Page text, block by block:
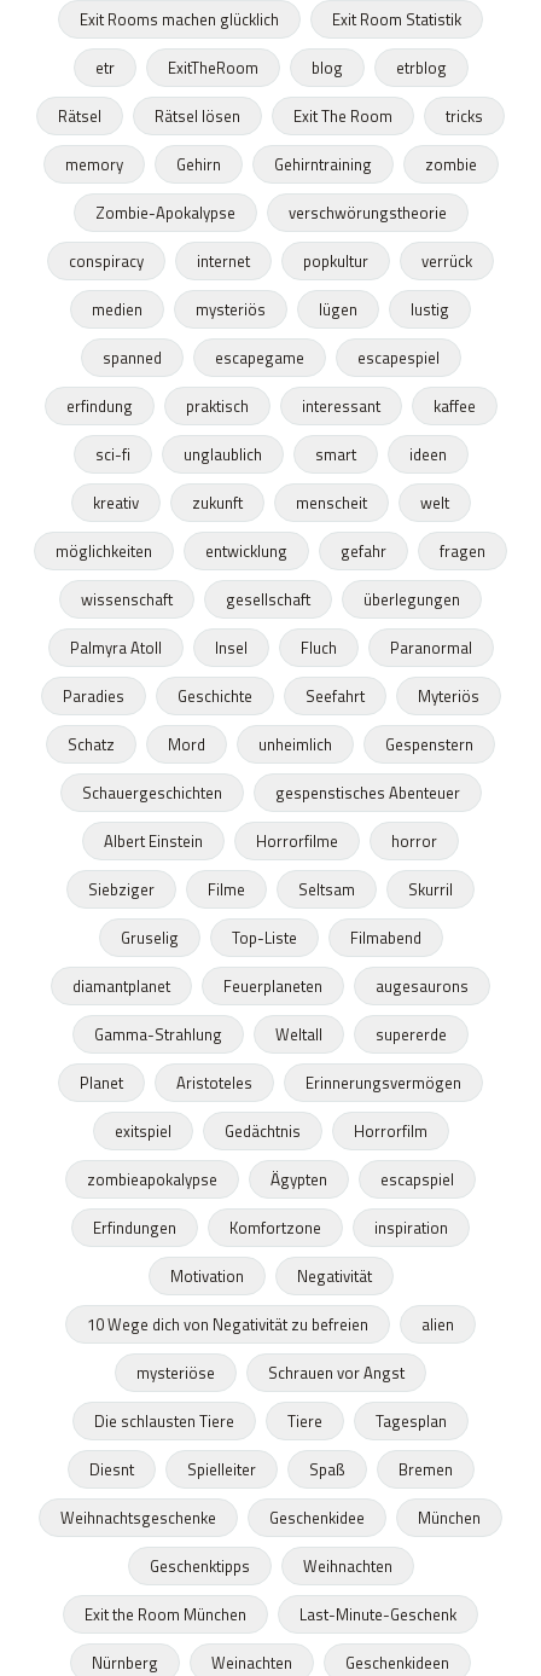
Exit Rooms machen glücklich
Exit Room Statistik
etr
ExitTheRoom blog
etrblog
Rätsel
Rätsel lösen Exit The Room
tricks
memory
Gehirn Gehirntraining
zombie
Zombie-Apokalypse
verschwörungstheorie
conspiracy
internet popkultur
verrück
medien
mysteriös lügen
lustig
spanned
escapegame
escapespiel
erfindung
praktisch interessant
kaffee
sci-fi
unglaublich smart
ideen
kreativ
zukunft menscheit
welt
möglichkeiten
entwicklung gefahr
fragen
wissenschaft
gesellschaft
überlegungen
Palmyra Atoll
Insel Fluch
Paranormal
Paradies
Geschichte Seefahrt
Myteriös
Schatz
Mord unheimlich
Gespenstern
Schauergeschichten
gespenstisches Abenteuer
Albert Einstein
Horrorfilme
horror
Siebziger
Filme Seltsam
Skurril
Gruselig
Top-Liste
Filmabend
diamantplanet
Feuerplaneten
augesaurons
Gamma-Strahlung
Weltall
supererde
Planet
Aristoteles
Erinnerungsvermögen
exitspiel
Gedächtnis
Horrorfilm
zombieapokalypse
Ägypten
escapspiel
Erfindungen
Komfortzone
inspiration
Motivation
Negativität
10 Wege dich von Negativität zu befreien
alien
mysteriöse
Schrauen vor Angst
Die schlausten Tiere
Tiere
Tagesplan
Diesnt
Spielleiter Spaß
Bremen
Weihnachtsgeschenke
Geschenkidee
München
Geschenktipps
Weihnachten
Exit the Room München
Last-Minute-Geschenk
Nürnberg
Weinachten
Geschenkideen